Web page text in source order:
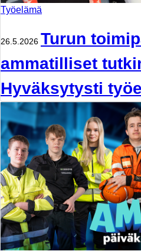
Työelämä
26.5.2026 Turun
ammatilliset
Hyväksytysti